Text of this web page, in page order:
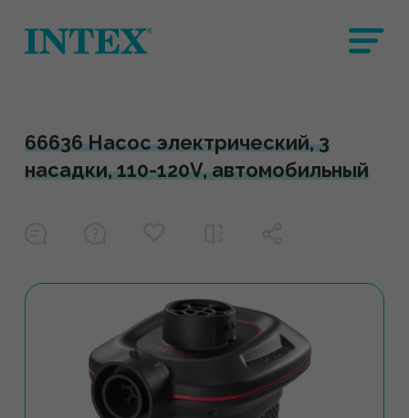
66636 Насос электрический, 3
насадки, 110-120V, автомобильный